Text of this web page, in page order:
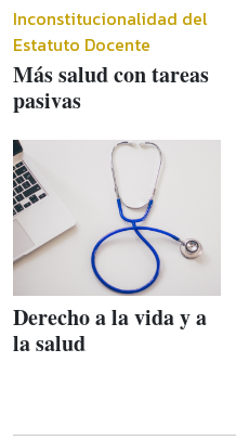
Inconstitucionalidad del
Estatuto Docente
Más salud con tareas
pasivas
Derecho a la vida y a
la salud